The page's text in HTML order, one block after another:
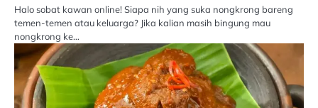
Halo sobat kawan online! Siapa nih yang suka nongkrong bareng
temen-temen atau keluarga? Jika kalian masih bingung mau
nongkrong ke…